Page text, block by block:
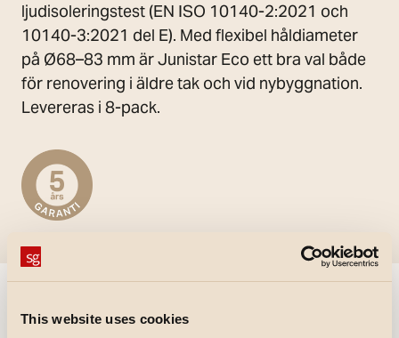
This website uses cookies
ljudisoleringstest (EN ISO 10140-2:2021 och
10140-3:2021 del E). Med flexibel håldiameter
på Ø68–83 mm är Junistar Eco ett bra val både
för renovering i äldre tak och vid nybyggnation.
Levereras i 8-pack.